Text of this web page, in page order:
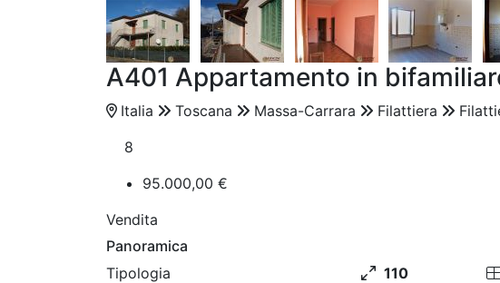
A401 Appartamento in
Italia Toscana Massa-Carrara Filattiera
8
95.000,00 €
Vendita
Panoramica
Tipologia
110